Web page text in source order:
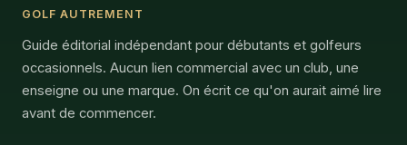
GOLF AUTREMENT
Guide éditorial indépendant pour débutants et golfeurs
occasionnels. Aucun lien commercial avec un club, une
enseigne ou une marque. On écrit ce qu'on aurait aimé lire
avant de commencer.